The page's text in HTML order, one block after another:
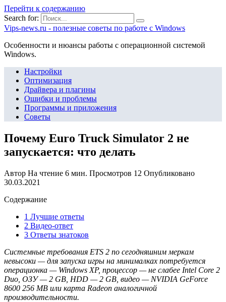
Перейти к содержанию
Search for:
Vips-news.ru - полезные советы по работе с Windows
Особенности и нюансы работы с операционной системой
Windows.
Настройки
Оптимизация
Драйвера и плагины
Ошибки и проблемы
Программы и приложения
Советы
Почему Euro Truck Simulator 2 не
запускается: что делать
Автор На чтение 6 мин. Просмотров 12 Опубликовано
30.03.2021
Содержание
1 Лучшие ответы
2 Видео-ответ
3 Ответы знатоков
Системные требования ETS 2 по сегодняшним меркам
невысоки — для запуска игры на минималках потребуется
операционка — Windows XP, процессор — не слабее Intel Core 2
Duo, ОЗУ — 2 GB, HDD — 2 GB, видео — NVIDIA GeForce
8600 256 MB или карта Radeon аналогичной
производительности.